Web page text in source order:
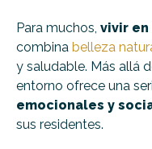
Para muchos, vivir
combina belleza
y saludable. Más allá
entorno ofrece una
emocionales y
sus residentes.